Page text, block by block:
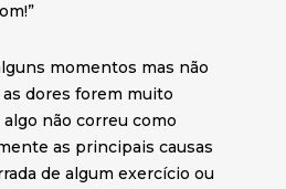
momentos mas não
dores forem muito
não correu como
as principais causas
de algum exercício ou